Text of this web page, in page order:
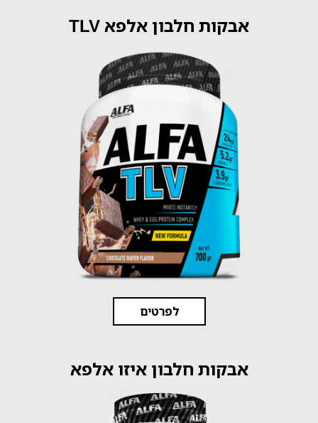
אבקות חלבון אלפא TLV
לפרטים
אבקות חלבון איזו אלפא